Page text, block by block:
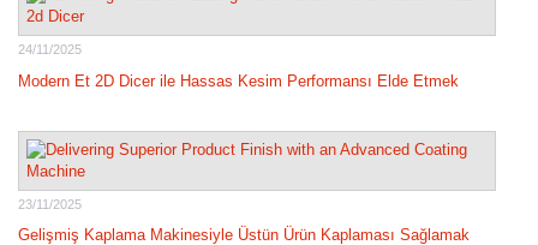
24/11/2025
Modern Et 2D Dicer ile Hassas Kesim Performansı Elde Etmek
23/11/2025
Gelişmiş Kaplama Makinesiyle Üstün Ürün Kaplaması Sağlamak